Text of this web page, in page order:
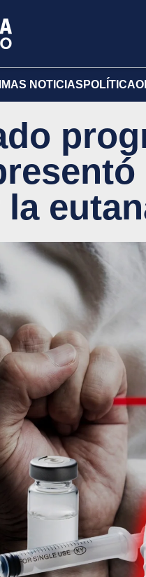
NOTICIAS POLÍTICA